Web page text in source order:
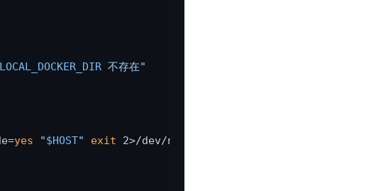
不存在"
yes "$HOST" exit 2>/dev/null;